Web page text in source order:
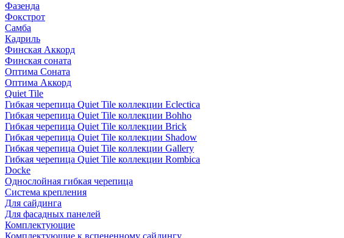
Фазенда
Фокстрот
Самба
Кадриль
Финская Аккорд
Финская соната
Оптима Соната
Оптима Аккорд
Quiet Tile
Гибкая черепица Quiet Tile коллекции Eclectica
Гибкая черепица Quiet Tile коллекции Bohho
Гибкая черепица Quiet Tile коллекции Brick
Гибкая черепица Quiet Tile коллекции Shadow
Гибкая черепица Quiet Tile коллекции Gallery
Гибкая черепица Quiet Tile коллекции Rombica
Docke
Однослойная гибкая черепица
Система крепления
Для сайдинга
Для фасадных панелей
Комплектующие
Комплектующие к вспененному сайдингу